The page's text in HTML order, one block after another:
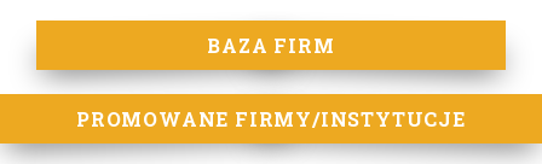
BAZA FIRM
PROMOWANE FIRMY/INSTYTUCJE